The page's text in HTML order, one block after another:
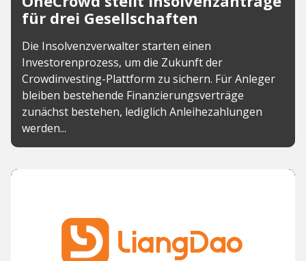
für drei Gesellschaften
Die Insolvenzverwalter starten einen
Investorenprozess, um die Zukunft der
Crowdinvesting-Plattform zu sichern. Für Anleger
bleiben bestehende Finanzierungsverträge
zunächst bestehen, lediglich Anleihezahlungen
werden...